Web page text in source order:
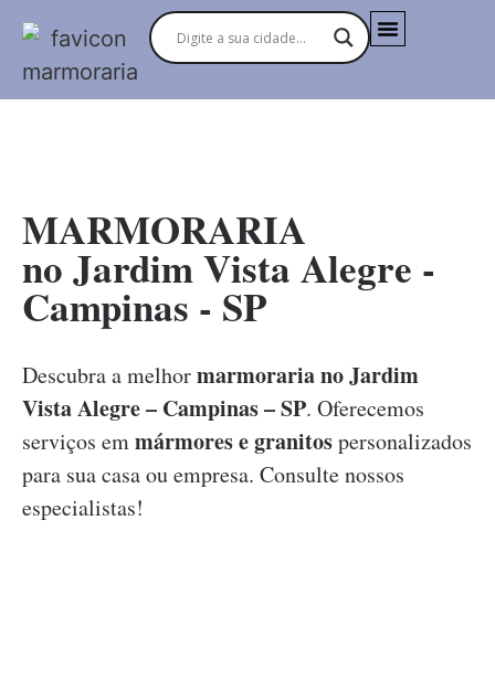
MARMORARIA
no Jardim Vista Alegre -
Campinas - SP
Descubra a melhormarmoraria no Jardim
Vista Alegre – Campinas – SP. Oferecemos
serviços emmármores e granitospersonalizados
para sua casa ou empresa. Consulte nossos
especialistas!